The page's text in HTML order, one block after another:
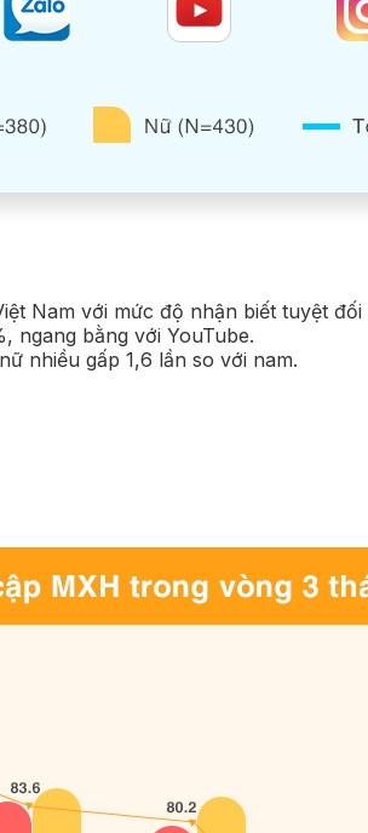
Nam với mức độ nhận biết tuyệt đối
ngang bằng với YouTube.
nhiều gấp 1,6 lần so với nam.